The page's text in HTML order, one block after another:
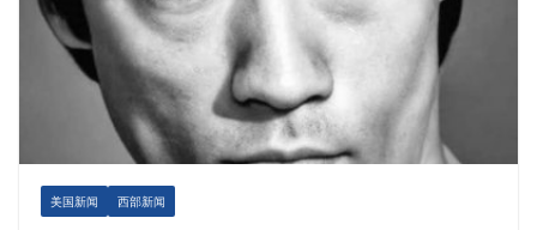
美国新闻 西部新闻